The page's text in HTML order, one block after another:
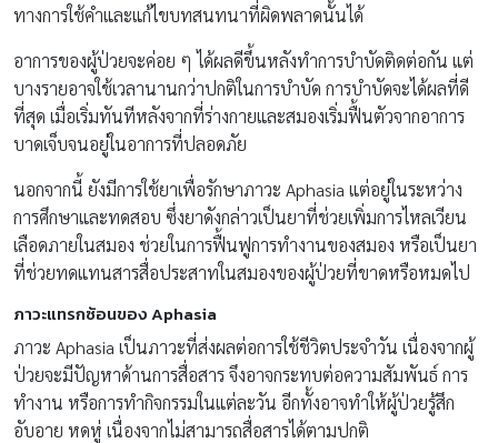
ทางการใช้คำและแก้ไขบทสนทนาที่ผิดพลาดนั้นได้
อาการของผู้ป่วยจะค่อย ๆ ได้ผลดีขึ้นหลังทำการบำบัดติดต่อกัน แต่
บางรายอาจใช้เวลานานกว่าปกติในการบำบัด การบำบัดจะได้ผลที่ดี
ที่สุด เมื่อเริ่มทันทีหลังจากที่ร่างกายและสมองเริ่มฟื้นตัวจากอาการ
บาดเจ็บจนอยู่ในอาการที่ปลอดภัย
นอกจากนี้ ยังมีการใช้ยาเพื่อรักษาภาวะ Aphasia แต่อยู่ในระหว่าง
การศึกษาและทดสอบ ซึ่งยาดังกล่าวเป็นยาที่ช่วยเพิ่มการไหลเวียน
เลือดภายในสมอง ช่วยในการฟื้นฟูการทำงานของสมอง หรือเป็นยา
ที่ช่วยทดแทนสารสื่อประสาทในสมองของผู้ป่วยที่ขาดหรือหมดไป
ภาวะแทรกซ้อนของ Aphasia
ภาวะ Aphasia เป็นภาวะที่ส่งผลต่อการใช้ชีวิตประจำวัน เนื่องจากผู้
ป่วยจะมีปัญหาด้านการสื่อสาร จึงอาจกระทบต่อความสัมพันธ์ การ
ทำงาน หรือการทำกิจกรรมในแต่ละวัน อีกทั้งอาจทำให้ผู้ป่วยรู้สึก
อับอาย หดหู่ เนื่องจากไม่สามารถสื่อสารได้ตามปกติ